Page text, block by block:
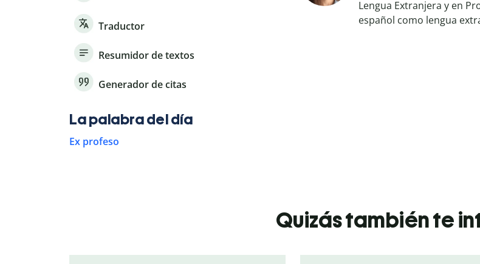
Lengua Extranjera y en
español como lengua
Traductor
Resumidor de textos
Generador de citas
La palabra del día
Ex profeso
Quizás también te